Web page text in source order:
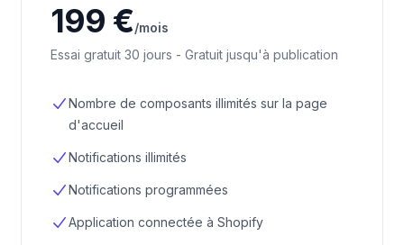
199 €/mois
Essai gratuit 30 jours - Gratuit jusqu'à publication
Nombre de composants illimités sur la page
d'accueil
Notifications illimités
Notifications programmées
Application connectée à Shopify